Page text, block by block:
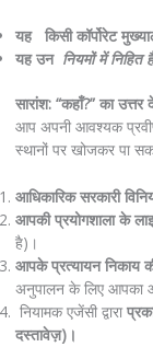
यह किसी कॉर्पोरेट
यह उन नियमों में
सारांश: “कहाँ?” का उत्तर
आप अपनी आवश्यक
स्थानों पर खोजकर पा
आधिकारिक सरकारी
आपकी प्रयोगशाला के
है)।
आपके प्रत्यायन निकाय
अनुपालन के लिए आपका
नियामक एजेंसी द्वारा
दस्तावेज़)।